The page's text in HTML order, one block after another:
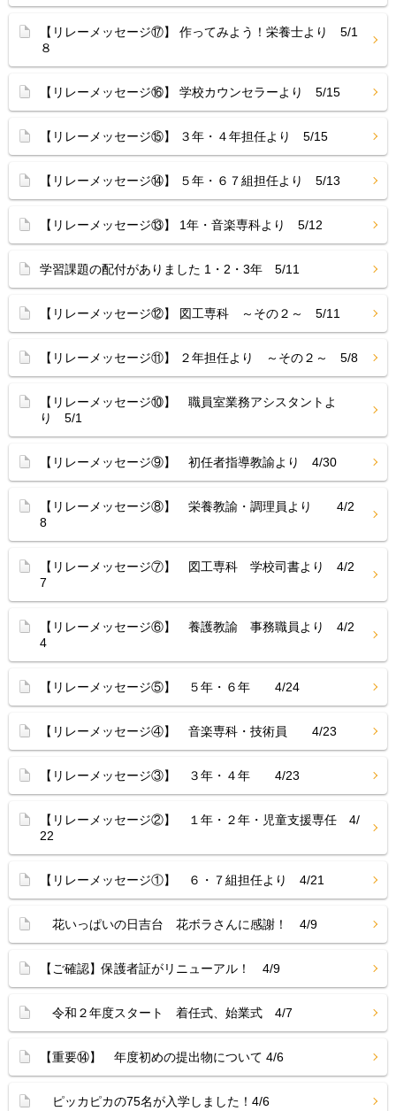
【リレーメッセージ⑰】 作ってみよう！栄養士より 5/1
８
【リレーメッセージ⑯】 学校カウンセラーより 5/15
【リレーメッセージ⑮】 ３年・４年担任より 5/15
【リレーメッセージ⑭】 ５年・６７組担任より 5/13
【リレーメッセージ⑬】 1年・音楽専科より 5/12
学習課題の配付がありました 1・2・3年 5/11
【リレーメッセージ⑫】 図工専科 ～その２～ 5/11
【リレーメッセージ⑪】 ２年担任より ～その２～ 5/8
【リレーメッセージ⑩】 職員室業務アシスタントよ
り 5/1
【リレーメッセージ⑨】 初任者指導教諭より 4/30
【リレーメッセージ⑧】 栄養教諭・調理員より 4/2
8
【リレーメッセージ⑦】 図工専科 学校司書より 4/2
7
【リレーメッセージ⑥】 養護教諭 事務職員より 4/2
4
【リレーメッセージ⑤】 ５年・６年 4/24
【リレーメッセージ④】 音楽専科・技術員 4/23
【リレーメッセージ③】 ３年・４年 4/23
【リレーメッセージ②】 １年・２年・児童支援専任 4/
22
【リレーメッセージ①】 ６・７組担任より 4/21
花いっぱいの日吉台 花ボラさんに感謝！ 4/9
【ご確認】保護者証がリニューアル！ 4/9
令和２年度スタート 着任式、始業式 4/7
【重要⑭】 年度初めの提出物について 4/6
ピッカピカの75名が入学しました！4/6